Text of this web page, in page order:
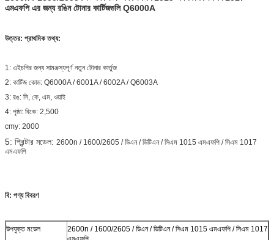
এমএফপি এর জন্য রঙিন টোনার কার্টিজগুলি Q6000A
উত্তর: প্রাথমিক তথ্য:
1: এইচপির জন্য সামঞ্জস্যপূর্ণ নতুন টোনার কার্তুজ
2: কার্টিজ কোড: Q6000A / 6001A / 6002A / Q6003A
3: রঙ: সি, কে, এম, ওয়াই
4: পৃষ্ঠা: বিকে: 2,500
cmy: 2000
5: প্রিন্টার মডেল: 2600n / 1600/2605 / ডিএন / ডিটিএন / সিএম 1015 এমএফপি / সিএম 1017
এমএফপি
বি: পণ্য বিবরণ
উপযুক্ত মডেল
2600n / 1600/2605 / ডিএন / ডিটিএন / সিএম 1015 এমএফপি / সিএম 1017